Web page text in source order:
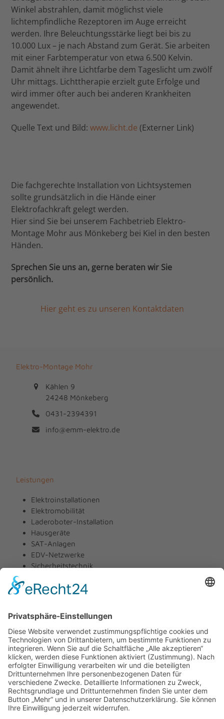
Winkel abstrahlen, damit möglichst viele
lichtempfindliche Rezeptoren im Auge erreicht
werden. Ihre Beleuchtungsstärke liegt bei bis zu
10.000 Lux – je nach Abstand zum Gerät. Sie arbeiten
mit einer Farbtemperatur von etwa 6.500 Kelvin.
Damit ähnelt ihre Lichtfarbe dem Tageslicht um zwölf
Uhr mittags. Lichttherapie erzielt gute Erfolge und
wird immer öfter auch bei anderen Krankheiten
angewendet.
Quelle Text und Bild:www.licht.de (Externer Link)
Die fachgerechte Installation von Lichtsystemen
sollte grundsätzlich in die Hände einer
Elektrofachkraft gelegt werden.
Hier sind Sie bei unserem Fachbetrieb Elektro-
Montage Mohr aus Mönkeberg bei Kiel in den besten
Händen.
Sprechen Sie uns an, gerne beraten wir Sie
persönlich.
Hier geht es zu unseren Kontaktdaten
Elektro-Montage Mohr
Kählen 9
24248 Mönkeberg
0431-2394391
info@emm-elektro.de
Leistungen
Elektroinstallationen
Elektromobilität
Laderoboter-Installation
Hausgeräte
SAT-Anlagen
EDV-Netzwerke
Sicherheitstechnik
Kundenservice
Unternehmen
Über uns
Kontakt
Partner
Impressum
Datenschutz